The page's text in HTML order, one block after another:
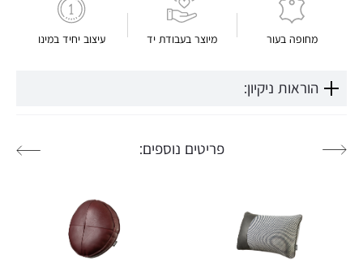
מחופה בעור מיוצר בעבודת יד עיצוב יחיד במינו
הוראות ניקיון:
פריטים נוספים: